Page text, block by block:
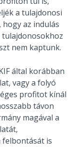
a tulajdonosi
hogy az indulás
nem kaptunk.
által korábban
vagy a folyó
profitot kínál
távon
magával a
felbontását is